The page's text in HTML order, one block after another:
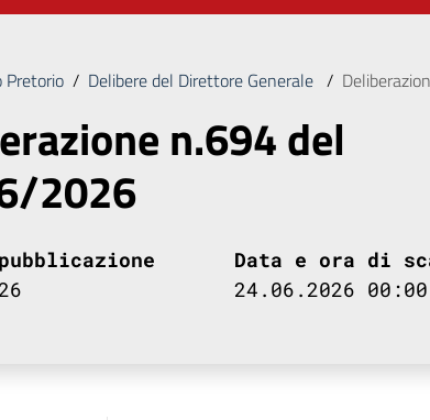
Pretorio / Delibere del Direttore Generale /
n.694 del
2026
Data e ora di
24.06.2026